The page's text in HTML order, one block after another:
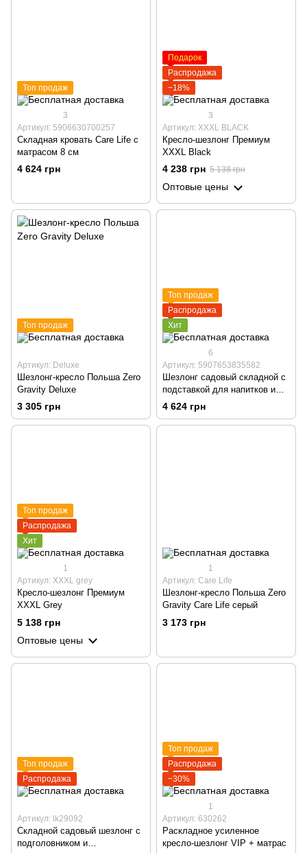
Топ продаж
3
Артикул: 5906630700257
Складная кровать Care Life с
матрасом 8 см
4 624 грн
Подарок
Распродажа
−18%
3
Артикул: XXXL BLACK
Кресло-шезлонг Премиум
XXXL Black
4 238 грн 5 138 грн
Оптовые цены
Топ продаж
Артикул: Deluxe
Шезлонг-кресло Польша Zero
Gravity Deluxe
3 305 грн
Топ продаж
Распродажа
Хит
6
Артикул: 5907653835582
Шезлонг садовый складной с
подставкой для напитков и
подголовником
4 624 грн
Топ продаж
Распродажа
Хит
1
Артикул: XXXL grey
Кресло-шезлонг Премиум
XXXL Grey
5 138 грн
Оптовые цены
1
Артикул: Care Life
Шезлонг-кресло Польша Zero
Gravity Care Life серый
3 173 грн
Топ продаж
Распродажа
Артикул: lk29092
Складной садовый шезлонг с
подголовником и
Топ продаж
Распродажа
−30%
1
Артикул: 630262
Раскладное усиленное
кресло-шезлонг VIP + матрас